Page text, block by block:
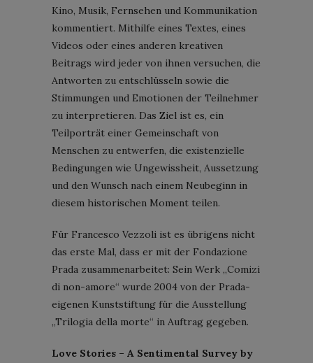
Kino, Musik, Fernsehen und Kommunikation
kommentiert. Mithilfe eines Textes, eines
Videos oder eines anderen kreativen
Beitrags wird jeder von ihnen versuchen, die
Antworten zu entschlüsseln sowie die
Stimmungen und Emotionen der Teilnehmer
zu interpretieren. Das Ziel ist es, ein
Teilporträt einer Gemeinschaft von
Menschen zu entwerfen, die existenzielle
Bedingungen wie Ungewissheit, Aussetzung
und den Wunsch nach einem Neubeginn in
diesem historischen Moment teilen.
Für Francesco Vezzoli ist es übrigens nicht
das erste Mal, dass er mit der Fondazione
Prada zusammenarbeitet: Sein Werk „Comizi
di non-amore“ wurde 2004 von der Prada-
eigenen Kunststiftung für die Ausstellung
„Trilogia della morte“ in Auftrag gegeben.
Love Stories – A Sentimental Survey by